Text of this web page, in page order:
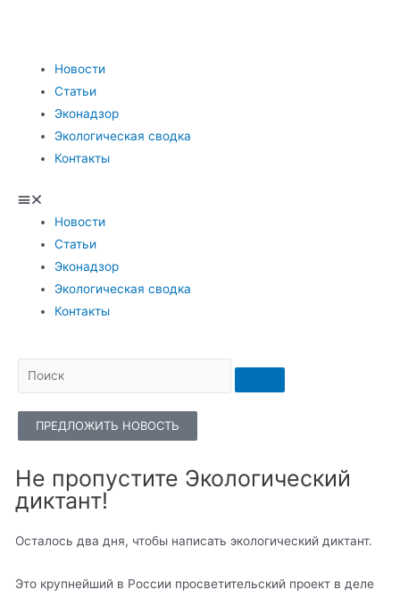
Новости
Статьи
Эконадзор
Экологическая сводка
Контакты
Новости
Статьи
Эконадзор
Экологическая сводка
Контакты
ПРЕДЛОЖИТЬ НОВОСТЬ
Не пропустите Экологический
диктант!
Осталось два дня, чтобы написать экологический диктант.
Это крупнейший в России просветительский проект в деле